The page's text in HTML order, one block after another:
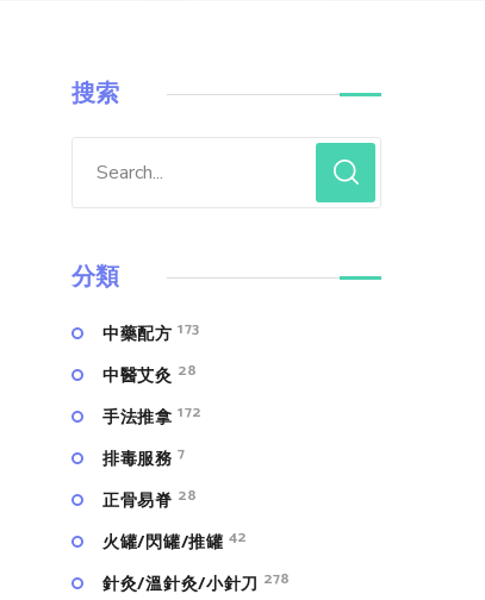
搜索
分類
中藥配方 173
中醫艾灸 28
手法推拿 172
排毒服務 7
正骨易脊 28
火罐/閃罐/推罐 42
針灸/溫針灸/小針刀 278